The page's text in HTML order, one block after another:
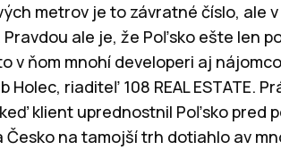
metrov je to závratné číslo, ale
ale je, že Poľsko ešte len
v ňom mnohí developeri aj
riaditeľ 108 REAL ESTATE.
klient uprednostnil Poľsko pred
na tamojší trh dotiahlo av